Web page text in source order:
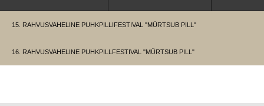
15. RAHVUSVAHELINE PUHKPILLIFESTIVAL "MÜRTSUB PILL"
16. RAHVUSVAHELINE PUHKPILLFESTIVAL "MÜRTSUB PILL"